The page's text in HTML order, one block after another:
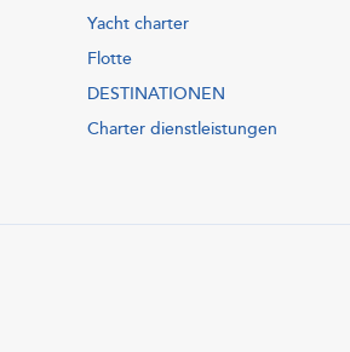
Yacht charter
Flotte
DESTINATIONEN
Charter dienstleistungen